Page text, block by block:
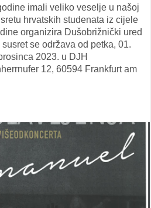
imali veliko veselje u našoj
hrvatskih studenata iz cijele
organizira Dušobrižnički ured
se održava od petka, 01.
2023. u DJH
12, 60594 Frankfurt am